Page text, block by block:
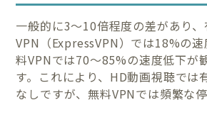
一般的に3〜10倍程度の差があり、
VPN（ExpressVPN）では18%の
料VPNでは70〜85%の速度低下が
す。これにより、HD動画視聴では
なしですが、無料VPNでは頻繁な